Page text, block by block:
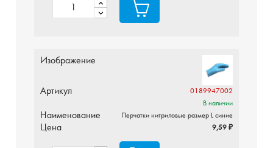
Изображение
Артикул
0189947002
В наличии
Наименование Перчатки нитриловые размер L синие
Цена 9,59 ₽